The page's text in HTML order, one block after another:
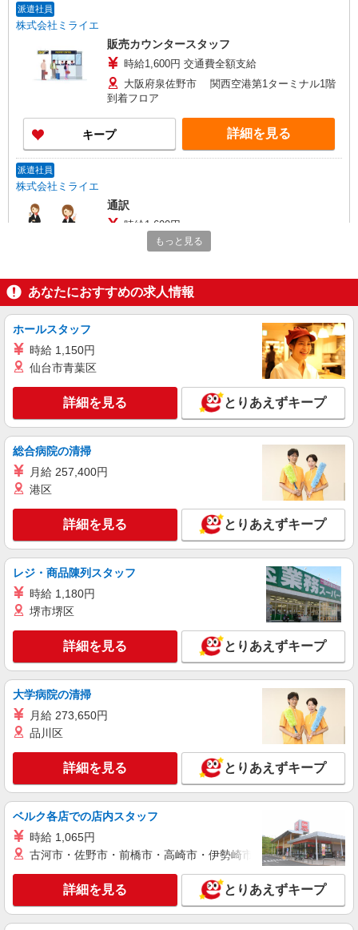
派遣社員
株式会社ミライエ
販売カウンタースタッフ
時給1,600円 交通費全額支給
大阪府泉佐野市 関西空港第1ターミナル1階
到着フロア
キープ 詳細を見る
派遣社員
株式会社ミライエ
通訳
時給1,600円
大阪府泉佐野市 関西空港第2ターミナル
キープ 詳細を見る
派遣社員
株式会社ミライエ
大阪府泉佐野市 関西空港第1ターミナルオフ
ィスビル内
キープ 詳細を見る
派遣社員
株式会社ミライエ
接客販売スタッフ
時給1,600円
出国フロア
詳細を見る
パーソルエクセルHRパートナーズ株式会社
イベント参加者受付や問い合わせ対応など
時給1,600円〜1,650円（経験・能力による）
※当社規定あり
大阪府泉佐野市／最寄駅：日根野駅
キープ 詳細を見る
派遣社員
パーソルエクセルHRパートナーズ株式会社
イベント参加者受付や問い合わせ対応など
時給1,600円〜1,650円（経験・能力による）
大阪府泉佐野市／最寄駅：日根野駅
キープ 詳細を見る
もっと見る
あなたにおすすめの求人情報
ホールスタッフ
時給 1,150円
仙台市青葉区
詳細を見る とりあえずキープ
総合病院の清掃
月給 257,400円
港区
詳細を見る とりあえずキープ
レジ・商品陳列スタッフ
時給 1,180円
堺市堺区
詳細を見る とりあえずキープ
大学病院の清掃
月給 273,650円
品川区
詳細を見る とりあえずキープ
ベルク各店での店内スタッフ
時給 1,065円
古河市・佐野市・前橋市・高崎市・伊勢崎市・太田市・館林市
詳細を見る とりあえずキープ